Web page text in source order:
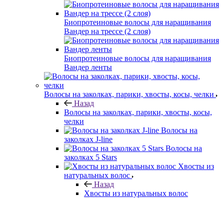
Биопротеиновые волосы для наращивания
Вандер на трессе (2 слоя)
Биопротеиновые волосы для наращивания
Вандер ленты
Волосы на заколках, парики, хвосты, косы, челки
Назад
Волосы на заколках, парики, хвосты, косы,
челки
Волосы на
заколках J-line
Волосы на
заколках 5 Stars
Хвосты из
натуральных волос
Назад
Хвосты из натуральных волос